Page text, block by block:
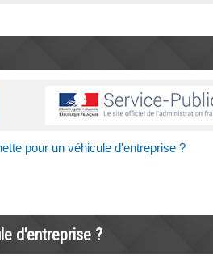
pour un véhicule d'entreprise ?
d'entreprise ?